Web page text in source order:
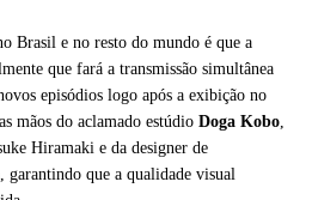
Brasil e no resto do mundo é que a
que fará a transmissão simultânea
episódios logo após a exibição no
mãos do aclamado estúdio Doga Kobo,
Hiramaki e da designer de
garantindo que a qualidade visual